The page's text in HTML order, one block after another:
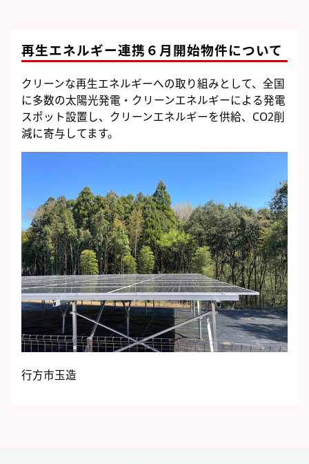
再生エネルギー連携６月開始物件について
クリーンな再生エネルギーへの取り組みとして、全国
に多数の太陽光発電・クリーンエネルギーによる発電
スポット設置し、クリーンエネルギーを供給、CO2削
減に寄与してます。
行方市玉造